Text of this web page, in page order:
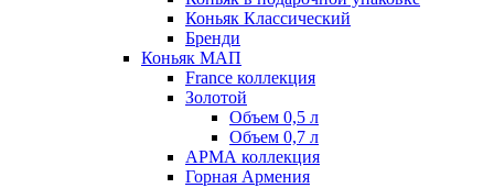
Коньяк Классический
Бренди
Коньяк МАП
France коллекция
Золотой
Объем 0,5 л
Объем 0,7 л
АРМА коллекция
Горная Армения